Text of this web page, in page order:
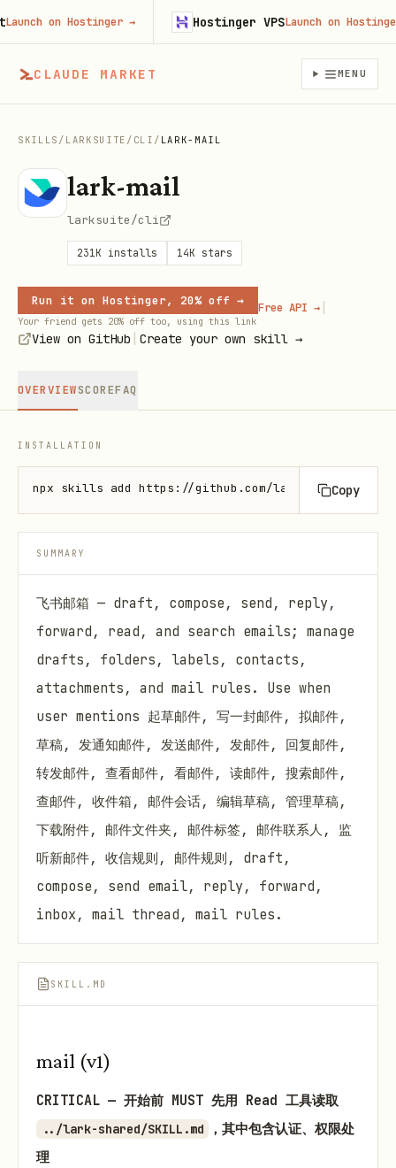
CLAUDE MARKET MENU
SKILLS / LARKSUITE / CLI / LARK-MAIL
lark-mail
larksuite/cli
231K installs 14K stars
Run it on Hostinger, 20% off →
Your friend gets 20% off too, using this link
Free API → |
View on GitHub Create your own skill →
OVERVIEWSCOREFAQ
INSTALLATION
npx skills add https://github.com/larksuite/cli
Copy
SUMMARY
飞书邮箱 — draft, compose, send, reply,
forward, read, and search emails; manage
drafts, folders, labels, contacts,
attachments, and mail rules. Use when
user mentions 起草邮件, 写一封邮件, 拟邮件,
草稿, 发通知邮件, 发送邮件, 发邮件, 回复邮件,
转发邮件, 查看邮件, 看邮件, 读邮件, 搜索邮件,
查邮件, 收件箱, 邮件会话, 编辑草稿, 管理草稿,
下载附件, 邮件文件夹, 邮件标签, 邮件联系人, 监
听新邮件, 收信规则, 邮件规则, draft,
compose, send email, reply, forward,
inbox, mail thread, mail rules.
SKILL.MD
mail (v1)
CRITICAL — 开始前 MUST 先用 Read 工具读取
../lark-shared/SKILL.md
，其中包含认证、权限处
理
on Hostinger→ Hostinger VPSLaunch on Hostinger→